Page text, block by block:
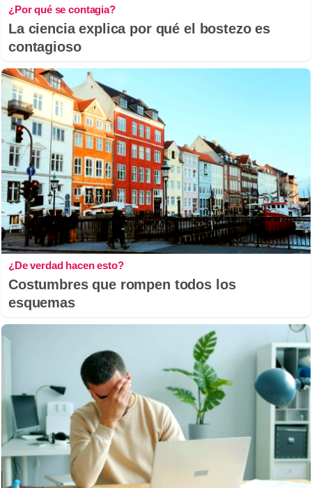
¿Por qué se contagia?
La ciencia explica por qué el bostezo es
contagioso
¿De verdad hacen esto?
Costumbres que rompen todos los
esquemas